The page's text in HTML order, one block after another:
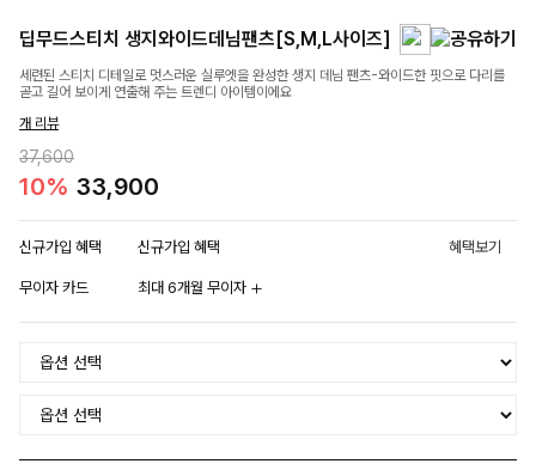
딥무드스티치 생지와이드데님팬츠[S,M,L사이즈]
세련된 스티치 디테일로 멋스러운 실루엣을 완성한 생지 데님 팬츠-와이드한 핏으로 다리를
곧고 길어 보이게 연출해 주는 트렌디 아이템이에요
개 리뷰
37,600
10% 33,900
신규가입 혜택 신규가입 혜택 혜택보기
무이자 카드 최대 6개월 무이자